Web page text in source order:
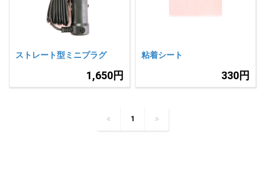
ストレート型ミニプラグ
1,650円
粘着シート
330円
1